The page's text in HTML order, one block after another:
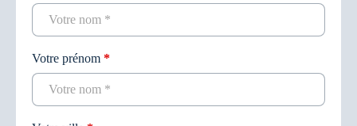
recherche
Votre prénom *